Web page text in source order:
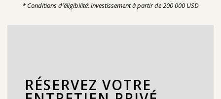
* Conditions d'éligibilité: investissement à partir de 200 000 USD
RÉSERVEZ VOTRE